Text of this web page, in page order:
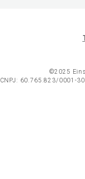
©2025
CNPJ: 60.765.823/0001-